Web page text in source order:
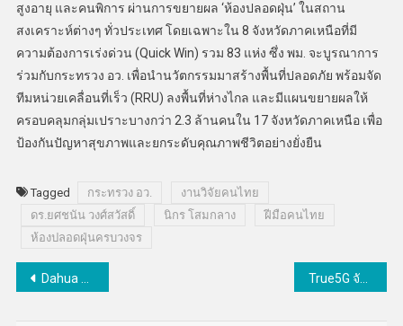
สูงอายุ และคนพิการ ผ่านการขยายผล ‘ห้องปลอดฝุ่น’ ในสถาน
สงเคราะห์ต่างๆ ทั่วประเทศ โดยเฉพาะใน 8 จังหวัดภาคเหนือที่มี
ความต้องการเร่งด่วน (Quick Win) รวม 83 แห่ง ซึ่ง พม. จะบูรณาการ
ร่วมกับกระทรวง อว. เพื่อนำนวัตกรรมมาสร้างพื้นที่ปลอดภัย พร้อมจัด
ทีมหน่วยเคลื่อนที่เร็ว (RRU) ลงพื้นที่ห่างไกล และมีแผนขยายผลให้
ครอบคลุมกลุ่มเปราะบางกว่า 2.3 ล้านคนใน 17 จังหวัดภาคเหนือ เพื่อ
ป้องกันปัญหาสุขภาพและยกระดับคุณภาพชีวิตอย่างยั่งยืน
Tagged กระทรวง อว.
งานวิจัยคนไทย
ดร.ยศชนัน วงศ์สวัสดิ์
นิกร โสมกลาง
ฝีมือคนไทย
ห้องปลอดฝุ่นครบวงจร
แนะแนว
Dahua Technology เปิดตัว WizColor 2.0 : ยกระดับความคมชัดและสีสันสำหรับการตรวจสอบในสภาพแสงน้อย True5G จัดแคมเปญ “True Love, True Connection” สะท้อนอินไซต์คนไทยยุคดิจิทัลที่โหยหาการเชื่อมต่อที่มีความหมาย